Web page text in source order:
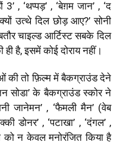
, ‘थप्पड़’ , ‘बेग़म जान’ , ‘द
उत्थे दिल छोड़ आए?’ सोनी
चाइल्ड आर्टिस्ट सबके दिल
है, इसमें कोई दोराय नहीं।
तो फ़िल्म में बैकग्राउंड देने
सोडा’ के बैकग्राउंड स्कोर ने
जानेमन’ , ‘फैमली मैन’ (वेब
डोनर’ , ‘पटाखा’ , ‘दंगल’ ,
को न केवल मनोरंजित किया है